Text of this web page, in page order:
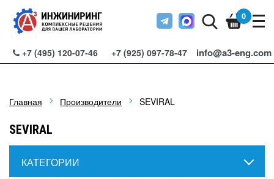
+7 (495) 120-07-46 +7 (925) 097-78-47 info@a3-eng.com
0
Главная Производители SEVIRAL
SEVIRAL
КАТЕГОРИИ